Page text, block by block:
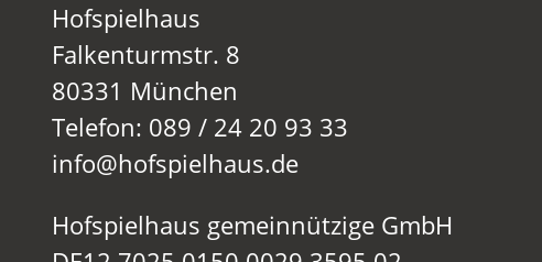
Hofspielhaus
Falkenturmstr. 8
80331 München
Telefon: 089 / 24 20 93 33
info@hofspielhaus.de
Hofspielhaus gemeinnützige GmbH